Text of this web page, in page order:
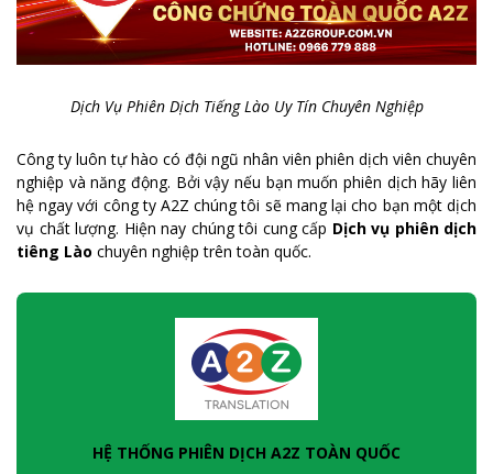
Dịch Vụ Phiên Dịch Tiếng Lào Uy Tín Chuyên Nghiệp
Công ty luôn tự hào có đội ngũ nhân viên phiên dịch viên chuyên
nghiệp và năng động. Bởi vậy nếu bạn muốn phiên dịch hãy liên
hệ ngay với công ty A2Z chúng tôi sẽ mang lại cho bạn một dịch
vụ chất lượng. Hiện nay chúng tôi cung cấp Dịch vụ phiên dịch
tiêng Lào chuyên nghiệp trên toàn quốc.
HỆ THỐNG PHIÊN DỊCH A2Z TOÀN QUỐC